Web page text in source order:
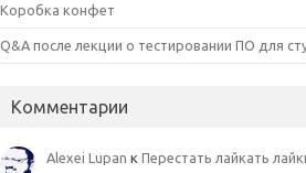
Коробка конфет
Q&A после лекции о тестировании ПО для
Комментарии
Alexei Lupan кПерестать лайкать